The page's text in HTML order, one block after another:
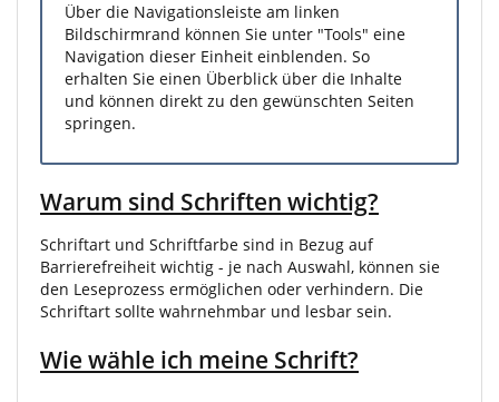
Über die Navigationsleiste am linken
Bildschirmrand können Sie unter "Tools" eine
Navigation dieser Einheit einblenden. So
erhalten Sie einen Überblick über die Inhalte
und können direkt zu den gewünschten Seiten
springen.
Warum sind Schriften wichtig?
Schriftart und Schriftfarbe sind in Bezug auf
Barrierefreiheit wichtig - je nach Auswahl, können sie
den Leseprozess ermöglichen oder verhindern. Die
Schriftart sollte wahrnehmbar und lesbar sein.
Wie wähle ich meine Schrift?